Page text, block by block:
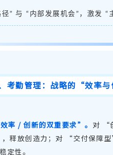
径”与 “ 内部发展机会 ” ，激发 “
考勤管理：战略的 “效率
率 /创新的双重要求”。 对 “
，释放创造力；对 “交付保障型
定性。